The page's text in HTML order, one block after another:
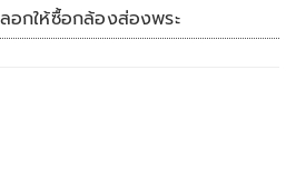
อกให้ซื้อกล้องส่องพระ